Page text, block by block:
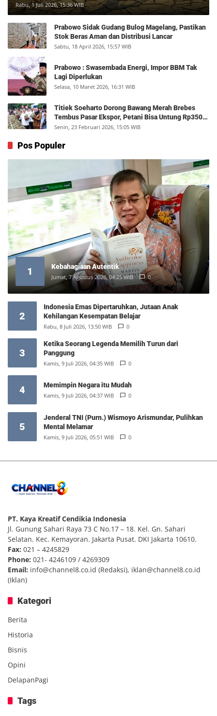
Rabu, 1 Juli 2026, 15:36 WIB
Prabowo Sidak Gudang Bulog Magelang, Pastikan
Stok Beras Aman dan Distribusi Lancar
Sabtu, 18 April 2026, 15:57 WIB
Prabowo : Swasembada Energi, Impor BBM Tak
Lagi Diperlukan
Selasa, 10 Maret 2026, 16:31 WIB
Titiek Soeharto Dorong Bawang Merah Brebes
Tembus Pasar Ekspor, Petani Bisa Untung Rp350
Juta per Hektare
Senin, 23 Februari 2026, 15:05 WIB
Pos Populer
1 Kebahagiaan Autentik
Jumat, 7 Agustus 2026, 04:25 WIB 0
2
Indonesia Emas Dipertaruhkan, Jutaan Anak
Kehilangan Kesempatan Belajar
Rabu, 8 Juli 2026, 13:50 WIB 0
3
Ketika Seorang Legenda Memilih Turun dari
Panggung
Kamis, 9 Juli 2026, 04:35 WIB 0
4 Memimpin Negara itu Mudah
Kamis, 9 Juli 2026, 04:37 WIB 0
5
Jenderal TNI (Purn.) Wismoyo Arismundar, Pulihkan
Mental Melamar
Kamis, 9 Juli 2026, 05:51 WIB 0
PT. Kaya Kreatif Cendikia Indonesia
Jl. Gunung Sahari Raya 73 C No.17 – 18. Kel. Gn. Sahari
Selatan. Kec. Kemayoran. Jakarta Pusat. DKI Jakarta 10610.
Fax: 021 – 4245829
Phone: 021- 4246109 / 4269309
Email: info@channel8.co.id (Redaksi), iklan@channel8.co.id
(Iklan)
Kategori
Berita
Historia
Bisnis
Opini
DelapanPagi
Tags